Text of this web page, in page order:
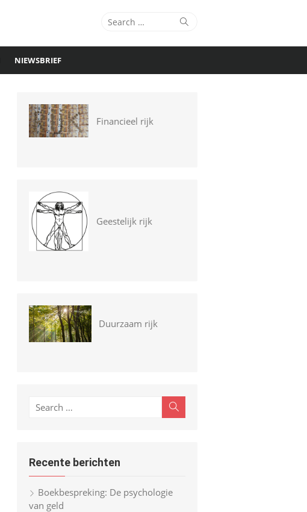
Search
Search
NIEWSBRIEF
Financieel rijk
Geestelijk rijk
Duurzaam rijk
Search
Recente berichten
Boekbespreking: De psychologie
van geld